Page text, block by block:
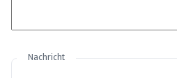
Nachricht